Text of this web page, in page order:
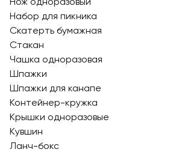
Набор для пикника
Скатерть бумажная
Стакан
Чашка одноразовая
Шпажки
Шпажки для канапе
Контейнер-кружка
Крышки одноразовые
Кувшин
Ланч-бокс